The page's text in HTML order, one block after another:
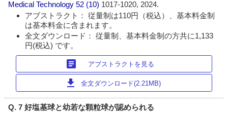
Medical Technology 52 (10) 1017-1020, 2024.
アブストラクト： 従量制は110円（税込）、基本料金制
は基本料金に含まれます。
全文ダウンロード： 従量制、基本料金制の方共に1,133
円(税込) です。
article アブストラクトを見る
download 全文ダウンロード(2.21MB)
Q. 7 好塩基球と幼若な顆粒球が認められる